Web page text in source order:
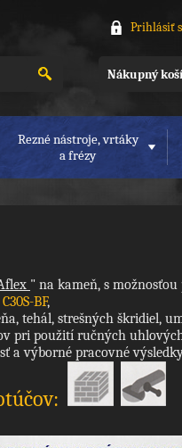
Prihlásiť
Nákupný
Rezné nástroje, vrtáky
a frézy
" na kameň, s
BF,
tehál, strešných škridiel,
pri použití ručných
a výborné pracovné